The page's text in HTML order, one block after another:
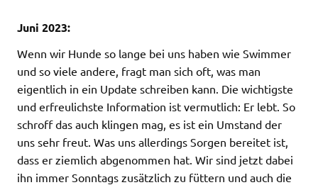
Juni 2023:
Wenn wir Hunde so lange bei uns haben wie Swimmer
und so viele andere, fragt man sich oft, was man
eigentlich in ein Update schreiben kann. Die wichtigste
und erfreulichste Information ist vermutlich: Er lebt. So
schroff das auch klingen mag, es ist ein Umstand der
uns sehr freut. Was uns allerdings Sorgen bereitet ist,
dass er ziemlich abgenommen hat. Wir sind jetzt dabei
ihn immer Sonntags zusätzlich zu füttern und auch die